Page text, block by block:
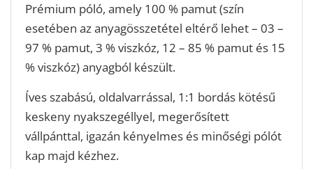
Prémium póló, amely 100 % pamut (szín
esetében az anyagösszetétel eltérő lehet – 03 –
97 % pamut, 3 % viszkóz, 12 – 85 % pamut és 15
% viszkóz) anyagból készült.
Íves szabású, oldalvarrással, 1:1 bordás kötésű
keskeny nyakszegéllyel, megerősített
vállpánttal, igazán kényelmes és minőségi pólót
kap majd kézhez.